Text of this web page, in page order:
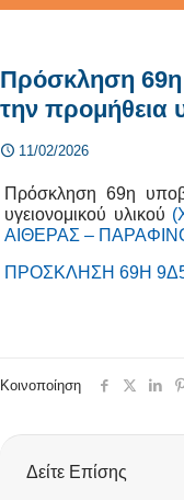
Πρόσκληση
την προμήθεια
11/02/2026
Πρόσκληση 69η
υγειονομικού υλικού
ΑΙΘΕΡΑΣ –
ΠΡΟΣΚΛΗΣΗ 69Η
Κοινοποίηση
Δείτε Επίσης